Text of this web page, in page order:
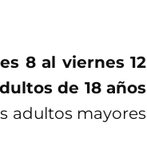
8 al viernes 12
de 18 años
adultos mayores